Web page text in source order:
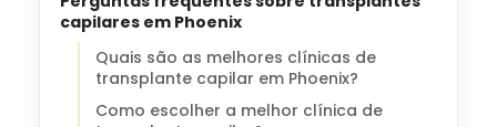
capilares em Phoenix
Quais são as melhores clínicas de
transplante capilar em Phoenix?
Como escolher a melhor clínica de